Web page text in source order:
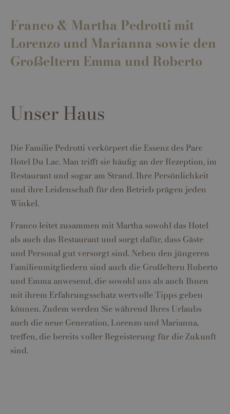
Franco & Martha Pedrotti mit
Lorenzo und Marianna sowie den
Großeltern Emma und Roberto
Unser Haus
Die Familie Pedrotti verkörpert die Essenz des Parc
Hotel Du Lac. Man trifft sie häufig an der Rezeption, im
Restaurant und sogar am Strand. Ihre Persönlichkeit
und ihre Leidenschaft für den Betrieb prägen jeden
Winkel.
Franco leitet zusammen mit Martha sowohl das Hotel
als auch das Restaurant und sorgt dafür, dass Gäste
und Personal gut versorgt sind. Neben den jüngeren
Familienmitgliedern sind auch die Großeltern Roberto
und Emma anwesend, die sowohl uns als auch Ihnen
mit ihrem Erfahrungsschatz wertvolle Tipps geben
können. Zudem werden Sie während Ihres Urlaubs
auch die neue Generation, Lorenzo und Marianna,
treffen, die bereits voller Begeisterung für die Zukunft
sind.